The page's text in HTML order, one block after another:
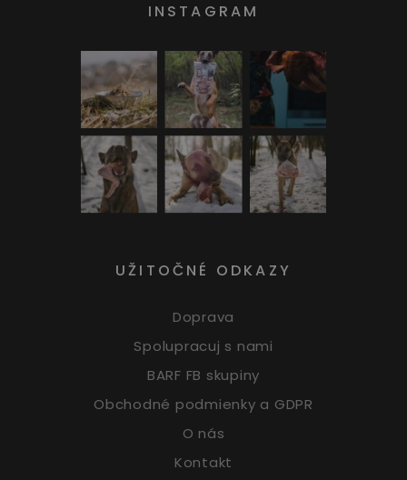
INSTAGRAM
UŽITOČNÉ ODKAZY
Doprava
Spolupracuj s nami
BARF FB skupiny
Obchodné podmienky a GDPR
O nás
Kontakt